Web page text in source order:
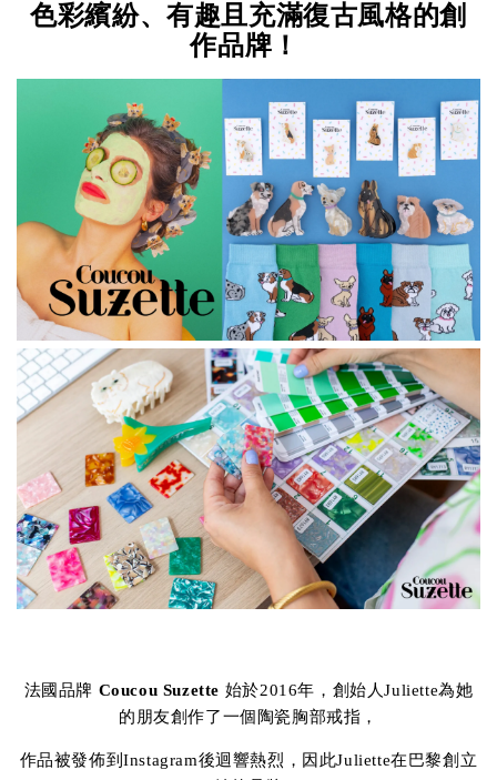
色彩繽紛、有趣且充滿復古風格的創
作品牌！
法國品牌 Coucou Suzette 始於2016年，創始人Juliette為她
的朋友創作了一個陶瓷胸部戒指，
作品被發佈到Instagram後迴響熱烈，因此Juliette在巴黎創立